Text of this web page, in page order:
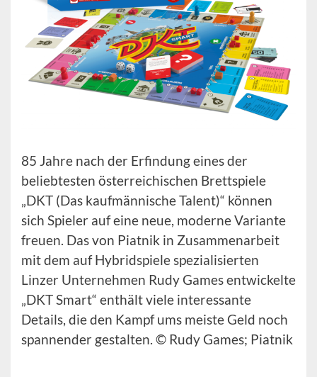
85 Jahre nach der Erfindung eines der
beliebtesten österreichischen Brettspiele
„DKT (Das kaufmännische Talent)“ können
sich Spieler auf eine neue, moderne Variante
freuen. Das von Piatnik in Zusammenarbeit
mit dem auf Hybridspiele spezialisierten
Linzer Unternehmen Rudy Games entwickelte
„DKT Smart“ enthält viele interessante
Details, die den Kampf ums meiste Geld noch
spannender gestalten. © Rudy Games; Piatnik